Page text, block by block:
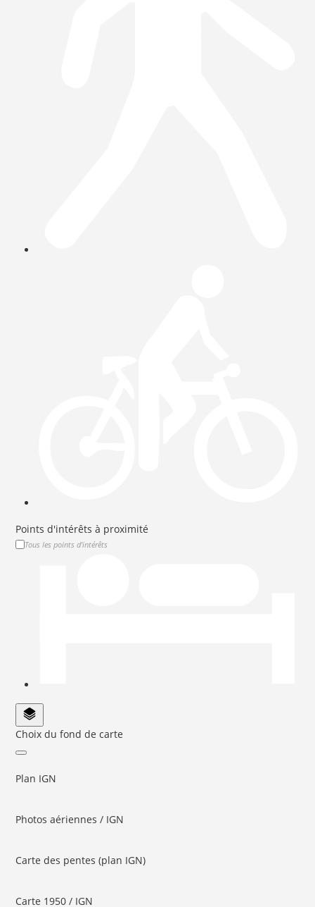
Points d'intérêts à proximité
Tous les points d'intérêts
Choix du fond de carte
Plan IGN
Photos aériennes / IGN
Carte des pentes (plan IGN)
Carte 1950 / IGN